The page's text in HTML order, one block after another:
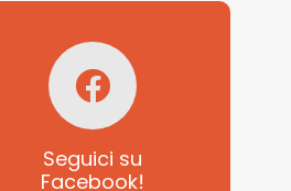
Seguici su
Facebook!
Seguici su
Facebook!
SAGRITALY
Feste, cibi e tradizioni